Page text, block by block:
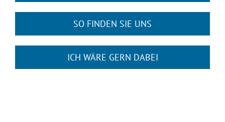
SO FINDEN SIE UNS
ICH WÄRE GERN DABEI